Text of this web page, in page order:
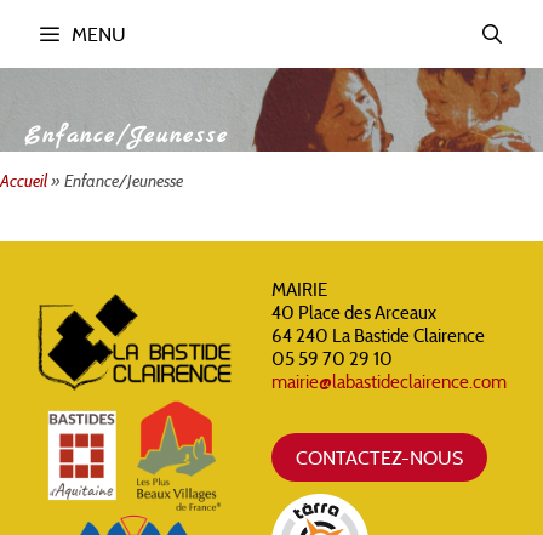
MENU
Enfance/Jeunesse
Accueil» Enfance/Jeunesse
MAIRIE
40 Place des Arceaux
64 240 La Bastide Clairence
05 59 70 29 10
mairie@labastideclairence.com
CONTACTEZ-NOUS